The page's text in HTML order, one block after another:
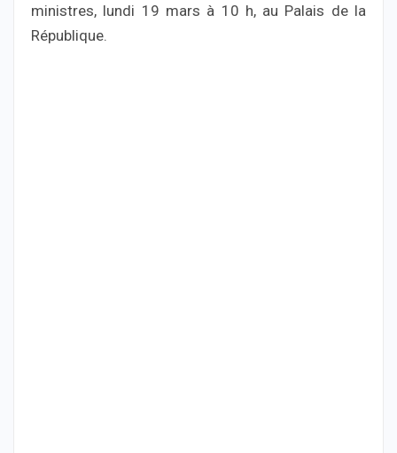
ministres, lundi 19 mars à 10 h, au Palais de la
République.